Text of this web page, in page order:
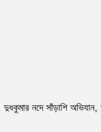
দুধকুমার নদে সাঁড়াশি অভিযান,